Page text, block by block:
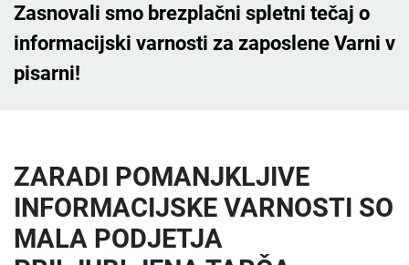
Zasnovali smo brezplačni spletni tečaj o
informacijski varnosti za zaposlene Varni v
pisarni!
ZARADI POMANJKLJIVE
INFORMACIJSKE VARNOSTI SO
MALA PODJETJA